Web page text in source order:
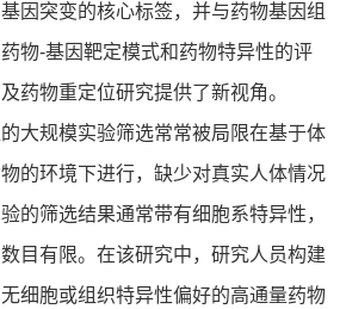
因突变的核心标签，并与药物基因组
物-基因靶定模式和药物特异性的评
药物重定位研究提供了新视角。
大规模实验筛选常常被局限在基于体
的环境下进行，缺少对真实人体情况
的筛选结果通常带有细胞系特异性，
目有限。在该研究中，研究人员构建
细胞或组织特异性偏好的高通量药物